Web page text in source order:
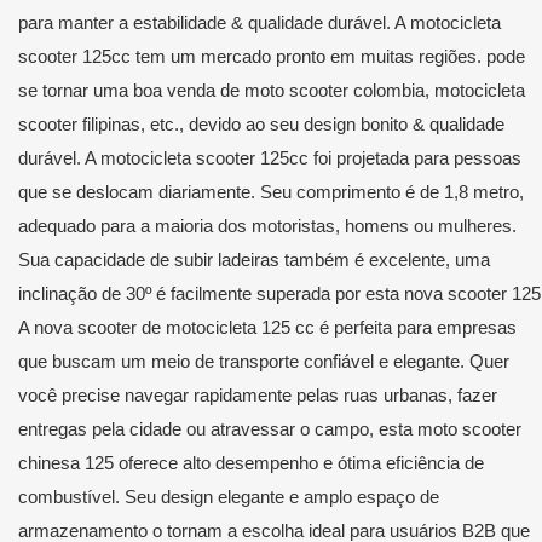
para manter a estabilidade & qualidade durável. A motocicleta
scooter 125cc tem um mercado pronto em muitas regiões. pode
se tornar uma boa venda de moto scooter colombia, motocicleta
scooter filipinas, etc., devido ao seu design bonito & qualidade
durável. A motocicleta scooter 125cc foi projetada para pessoas
que se deslocam diariamente. Seu comprimento é de 1,8 metro,
adequado para a maioria dos motoristas, homens ou mulheres.
Sua capacidade de subir ladeiras também é excelente, uma
inclinação de 30º é facilmente superada por esta nova scooter
A nova scooter de motocicleta 125 cc é perfeita para empresas
que buscam um meio de transporte confiável e elegante. Quer
você precise navegar rapidamente pelas ruas urbanas, fazer
entregas pela cidade ou atravessar o campo, esta moto scooter
chinesa 125 oferece alto desempenho e ótima eficiência de
combustível. Seu design elegante e amplo espaço de
armazenamento o tornam a escolha ideal para usuários B2B que